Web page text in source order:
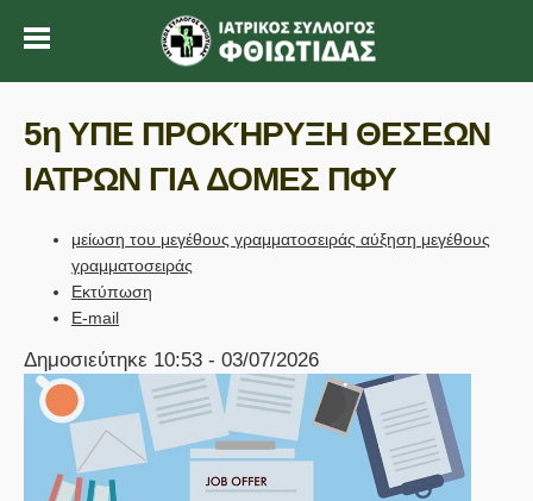
5η ΥΠΕ ΠΡΟΚΉΡΥΞΗ ΘΕΣΕΩΝ
ΙΑΤΡΩΝ ΓΙΑ ΔΟΜΕΣ ΠΦΥ
μείωση του μεγέθους γραμματοσειράς αύξηση μεγέθους
γραμματοσειράς
Εκτύπωση
E-mail
Δημοσιεύτηκε 10:53 - 03/07/2026